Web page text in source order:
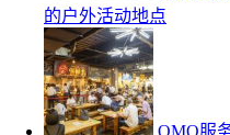
的户外活动地点